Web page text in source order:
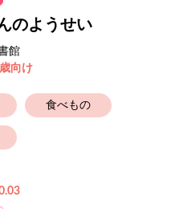
のようせい
館
向け
食べもの